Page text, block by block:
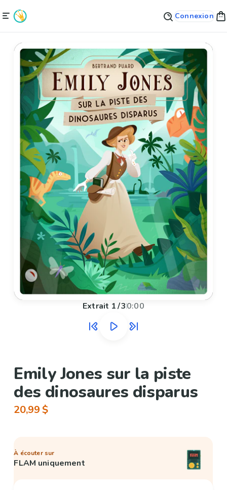
Connexion
Extrait 1/30:00
Emily Jones sur la piste
des dinosaures disparus
20,99 $
À écouter sur
FLAM uniquement